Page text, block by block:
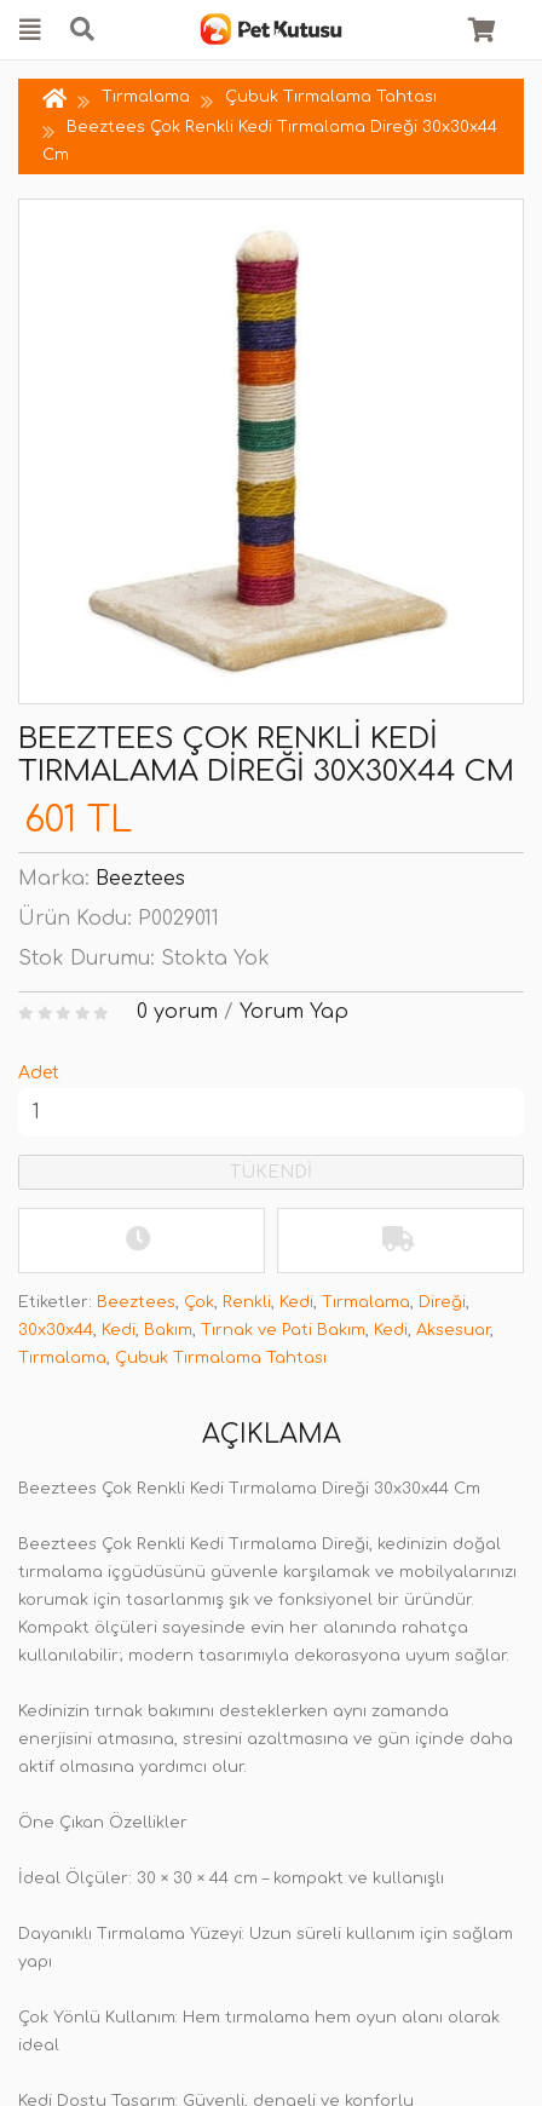
Tırmalama
Çubuk Tırmalama Tahtası
Beeztees Çok Renkli Kedi Tırmalama Direği 30x30x44
Cm
BEEZTEES ÇOK RENKLI KEDI
TIRMALAMA DIREĞI 30X30X44 CM
601 TL
Marka: Beeztees
Ürün Kodu: P0029011
Stok Durumu: Stokta Yok
0 yorum / Yorum Yap
Adet
TÜKENDİ
Etiketler: Beeztees, Çok, Renkli, Kedi, Tırmalama, Direği,
30x30x44, Kedi, Bakım, Tırnak ve Pati Bakım, Kedi, Aksesuar,
Tırmalama, Çubuk Tırmalama Tahtası
AÇIKLAMA
Beeztees Çok Renkli Kedi Tırmalama Direği 30x30x44 Cm
Beeztees Çok Renkli Kedi Tırmalama Direği, kedinizin doğal
tırmalama içgüdüsünü güvenle karşılamak ve mobilyalarınızı
korumak için tasarlanmış şık ve fonksiyonel bir üründür.
Kompakt ölçüleri sayesinde evin her alanında rahatça
kullanılabilir; modern tasarımıyla dekorasyona uyum sağlar.
Kedinizin tırnak bakımını desteklerken aynı zamanda
enerjisini atmasına, stresini azaltmasına ve gün içinde daha
aktif olmasına yardımcı olur.
Öne Çıkan Özellikler
İdeal Ölçüler: 30 × 30 × 44 cm – kompakt ve kullanışlı
Dayanıklı Tırmalama Yüzeyi: Uzun süreli kullanım için sağlam
yapı
Çok Yönlü Kullanım: Hem tırmalama hem oyun alanı olarak
ideal
Kedi Dostu Tasarım: Güvenli, dengeli ve konforlu